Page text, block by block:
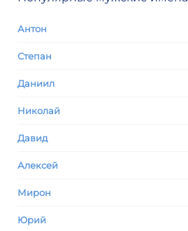
Антон
Степан
Даниил
Николай
Давид
Алексей
Мирон
Юрий